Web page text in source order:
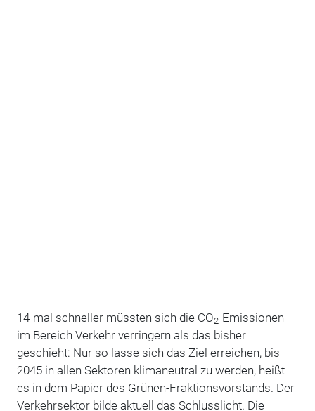
14-mal schneller müssten sich die CO2-Emissionen
im Bereich Verkehr verringern als das bisher
geschieht: Nur so lasse sich das Ziel erreichen, bis
2045 in allen Sektoren klimaneutral zu werden, heißt
es in dem Papier des Grünen-Fraktionsvorstands. Der
Verkehrsektor bilde aktuell das Schlusslicht. Die